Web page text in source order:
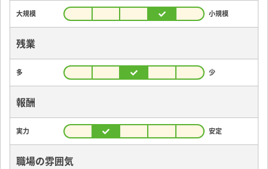
大規模 小規模
残業
多 少
報酬
実力 安定
職場の雰囲気